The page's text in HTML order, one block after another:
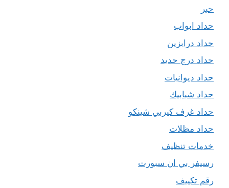
حبر
حداد ابواب
حداد درابزين
حداد درج حديد
حداد ديوانيات
حداد شبابيك
حداد غرف كيربي شينكو
حداد مظلات
خدمات تنظيف
رسيفر بي ان سبورت
رقم تكييف